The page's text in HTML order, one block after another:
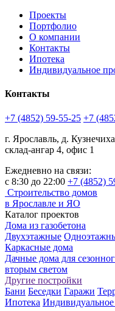
Проекты
Портфолио
О компании
Контакты
Ипотека
Индивидуальное
Контакты
+7 (4852) 59-55-25 +7
г. Ярославль, д.
склад-ангар 4, офис 1
Ежедневно на связи:
с 8:30 до 22:00 +7 (4852)
Строительство домов
в Ярославле и ЯО
Каталог проектов
Дома из газобетона
Двухэтажные
Каркасные дома
Дачные дома для
вторым светом
Другие постройки
Бани Беседки Гаражи
Ипотека